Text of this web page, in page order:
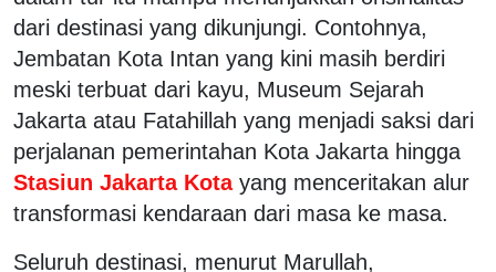
dari destinasi yang dikunjungi. Contohnya,
Jembatan Kota Intan yang kini masih berdiri
meski terbuat dari kayu, Museum Sejarah
Jakarta atau Fatahillah yang menjadi saksi dari
perjalanan pemerintahan Kota Jakarta hingga
Stasiun Jakarta Kota yang menceritakan alur
transformasi kendaraan dari masa ke masa.
Seluruh destinasi, menurut Marullah,